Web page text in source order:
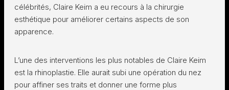
célébrités, Claire Keim a eu recours à la chirurgie
esthétique pour améliorer certains aspects de son
apparence.
L’une des interventions les plus notables de Claire Keim
est la rhinoplastie. Elle aurait subi une opération du nez
pour affiner ses traits et donner une forme plus